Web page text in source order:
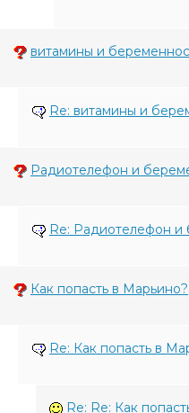
витамины и
Re: витамины и
Радиотелефон и
Re: Радиотелефон и
Как попасть в Марьино?
Re: Как попасть в
Re: Re: Как